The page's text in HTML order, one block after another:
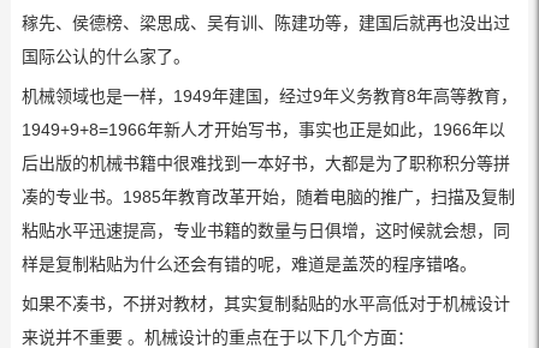
稼先、侯德榜、梁思成、吴有训、陈建功等，建国后就再也没出过
国际公认的什么家了。
机械领域也是一样，1949年建国，经过9年义务教育8年高等教育，
1949+9+8=1966年新人才开始写书，事实也正是如此，1966年以
后出版的机械书籍中很难找到一本好书，大都是为了职称积分等拼
凑的专业书。1985年教育改革开始，随着电脑的推广，扫描及复制
粘贴水平迅速提高，专业书籍的数量与日俱增，这时候就会想，同
样是复制粘贴为什么还会有错的呢，难道是盖茨的程序错咯。
如果不凑书，不拼对教材，其实复制黏贴的水平高低对于机械设计
来说并不重要 。机械设计的重点在于以下几个方面：